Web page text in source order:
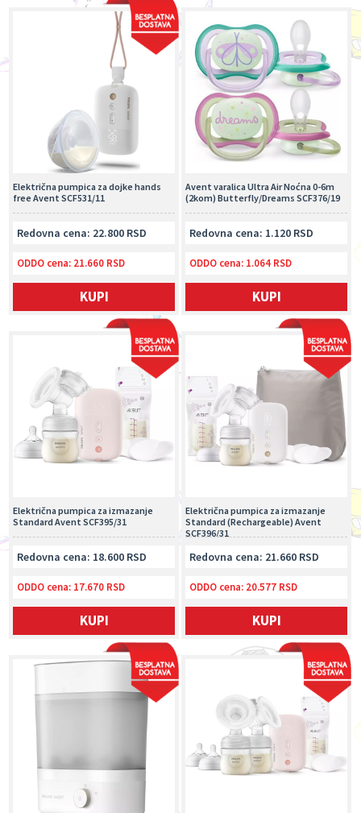
Avent varalica Ultra Air Noćna 0-6m
(2kom) Butterfly/Dreams SCF376/19
Redovna cena: 1.120 RSD
ODDO cena: 1.064 RSD
KUPI
Električna pumpica za dojke hands
free Avent SCF531/11
Redovna cena: 22.800 RSD
ODDO cena: 21.660 RSD
KUPI
Električna pumpica za izmazanje
Standard (Rechargeable) Avent
SCF396/31
Redovna cena: 21.660 RSD
ODDO cena: 20.577 RSD
KUPI
Električna pumpica za izmazanje
Standard Avent SCF395/31
Redovna cena: 18.600 RSD
ODDO cena: 17.670 RSD
KUPI